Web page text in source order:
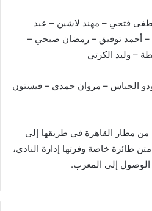
فتحي – مهند لاشين – عبد
– أحمد توفيق – رمضان صبحي –
– وليد الكرتي
الجباس – مروان حمدي – فيستون
من مطار القاهرة في طريقها إلى
طائرة خاصة وفرتها إدارة النادي،